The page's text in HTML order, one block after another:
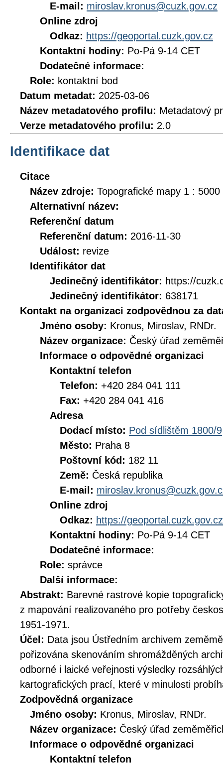
E-mail: miroslav.kronus@cuzk.gov.cz
Online zdroj
Odkaz: https://geoportal.cuzk.gov.cz
Kontaktní hodiny: Po-Pá 9-14 CET
Dodatečné informace:
Role: kontaktní bod
Datum metadat: 2025-03-06
Název metadatového profilu: Metadatový
Verze metadatového profilu: 2.0
Identifikace dat
Citace
Název zdroje: Topografické mapy 1 :
Alternativní název:
Referenční datum
Referenční datum: 2016-11-30
Událost: revize
Identifikátor dat
Jedinečný identifikátor: https://
Jedinečný identifikátor: 638171
Kontakt na organizaci zodpovědnou za
Jméno osoby: Kronus, Miroslav, RNDr.
Název organizace: Český úřad
Informace o odpovědné organizaci
Kontaktní telefon
Telefon: +420 284 041 111
Fax: +420 284 041 416
Adresa
Dodací místo: Pod sídlištěm 1800/9
Město: Praha 8
Poštovní kód: 182 11
Země: Česká republika
E-mail:
Online zdroj
Odkaz: https://geoportal.cuzk.gov.cz
Kontaktní hodiny: Po-Pá 9-14 CET
Dodatečné informace:
Role: správce
Další informace:
Abstrakt: Barevné rastrové kopie
z mapování realizovaného pro potřeby
1951-1971.
Účel: Data jsou Ústředním archivem
pořizována skenováním shromážděných
odborné i laické veřejnosti výsledky
kartografických prací, které v minulosti
Zodpovědná organizace
Jméno osoby: Kronus, Miroslav, RNDr.
Název organizace: Český úřad
Informace o odpovědné organizaci
Kontaktní telefon